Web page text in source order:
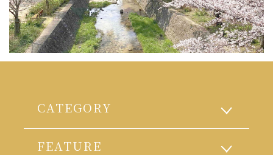
CATEGORY
FEATURE